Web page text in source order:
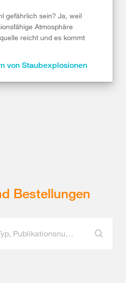
gefährlich sein? Ja, weil
Atmosphäre
reicht und es kommt
von Staubexplosionen
Bestellungen